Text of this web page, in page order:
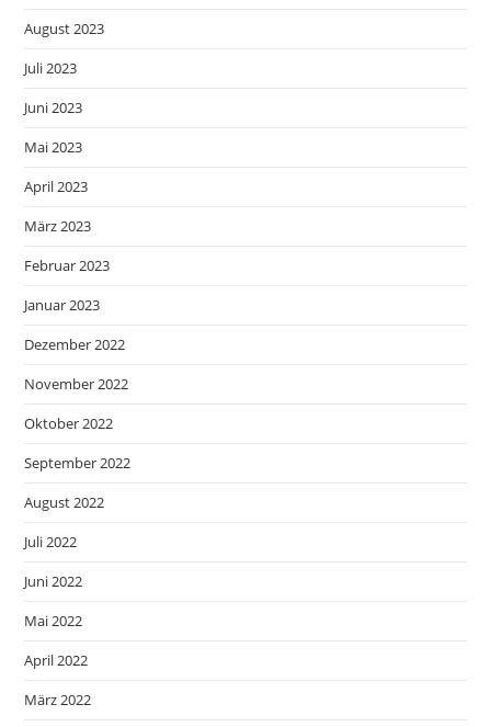
August 2023
Juli 2023
Juni 2023
Mai 2023
April 2023
März 2023
Februar 2023
Januar 2023
Dezember 2022
November 2022
Oktober 2022
September 2022
August 2022
Juli 2022
Juni 2022
Mai 2022
April 2022
März 2022